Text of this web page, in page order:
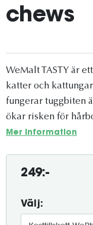
chews
WeMalt TASTY är
katter och
fungerar tuggbiten
ökar risken för
Mer information
249:-
Välj: